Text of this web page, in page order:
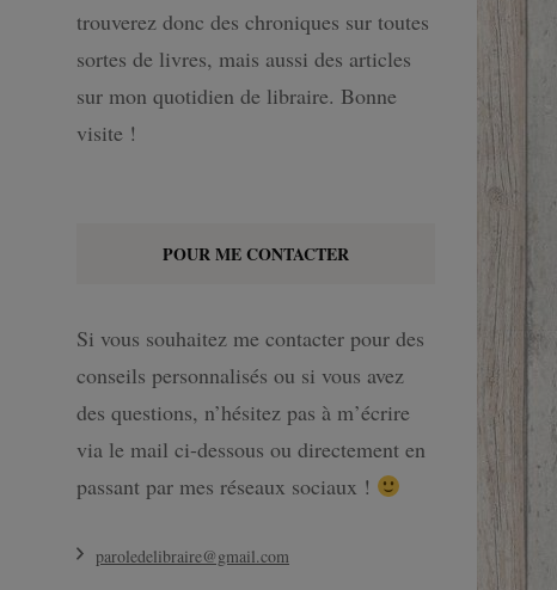
trouverez donc des chroniques sur toutes
sortes de livres, mais aussi des articles
sur mon quotidien de libraire. Bonne
visite !
POUR ME CONTACTER
Si vous souhaitez me contacter pour des
conseils personnalisés ou si vous avez
des questions, n’hésitez pas à m’écrire
via le mail ci-dessous ou directement en
passant par mes réseaux sociaux !
paroledelibraire@gmail.com